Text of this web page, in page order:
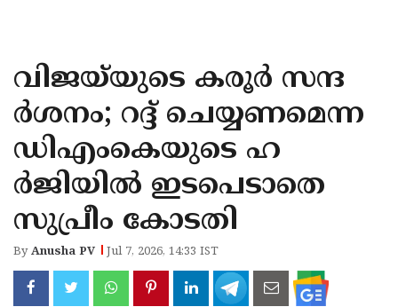
KANNUR
KASARAGOD
വിജയ്‌യുടെ കരൂര്‍ സന്ദ
ര്‍ശനം; റദ്ദ് ചെയ്യണമെന്ന
ഡിഎംകെയുടെ ഹ
ര്‍ജിയില്‍ ഇടപെടാതെ
സുപ്രീം കോടതി
ByAnusha PV Jul 7, 2026, 14:33 IST